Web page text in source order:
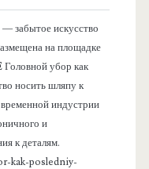
забытое искусство
на площадке
убор как
носить шляпу к
индустрии
и
к деталям.
kak-posledniy-